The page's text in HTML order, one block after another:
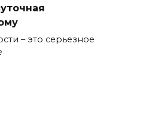
– это серьезное